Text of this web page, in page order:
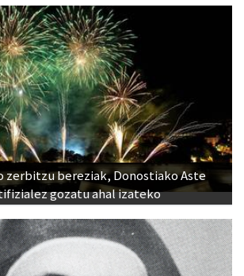
zerbitzu bereziak, Donostiako Aste
gozatu ahal izateko